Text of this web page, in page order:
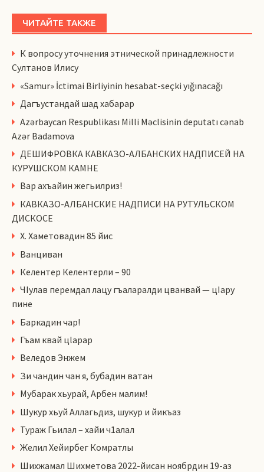
ЧИТАЙТЕ ТАКЖЕ
К вопросу уточнения этнической принадлежности
Султанов Илису
«Samur» İctimai Birliyinin hesabat-seçki yığınacağı
Дагъустандай шад хабарар
Azərbaycan Respublikası Milli Məclisinin deputatı cənab
Azər Badamova
ДЕШИФРОВКА КАВКАЗО-АЛБАНСКИХ НАДПИСЕЙ НА
КУРУШСКОМ КАМНЕ
Вар ахъайин жегьилриз!
КАВКАЗО-АЛБАНСКИЕ НАДПИСИ НА РУТУЛЬСКОМ
ДИСКОСЕ
Х. Хаметовадин 85 йис
Ванциван
Келентер Келентерли – 90
ЧIулав перемдал лацу гъаларалди цванвай — цIару
пине
Баркадин чар!
Гъам квай цlарар
Веледов Энжем
Зи чандин чан я, бубадин ватан
Мубарак хьурай, Арбен малим!
Шукур хьуй Аллагьдиз, шукур и йикъаз
Тураж Гьилал – хайи ч1алал
Желил Хейирбег Комратлы
Шихжамал Шихметова 2022-йисан ноябрдин 19-аз